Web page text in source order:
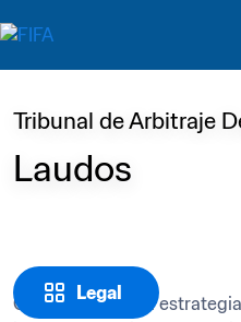
Legal
Tribunal de Arbitraje
Laudos
Como parte de la